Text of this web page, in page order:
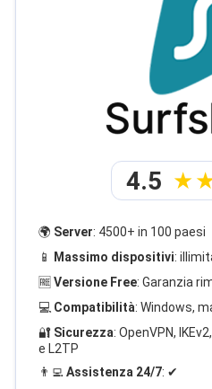
4.5
🌍 Server: 4500+ in 100 paesi
📱
Massimo dispositivi:
🆓Versione Free: Garanzia
💻 Compatibilità: Windows,
🔐 Sicurezza: OpenVPN,
e L2TP
👨‍💻Assistenza 24/7: ✔